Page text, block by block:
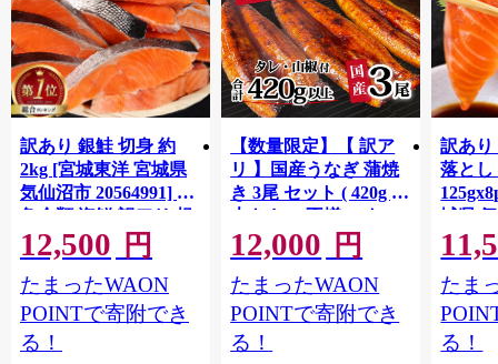
訳あり 銀鮭 切身 約
2kg [宮城東洋 宮城県
気仙沼市 20564991] 鮭
魚介類 海鮮 訳アリ 規
格外 不揃い さけ サケ
鮭切身 シャケ 切り身
冷凍 家庭用 おかず 弁
当 支援 サーモン 銀鮭
切り身 魚 わけあり
12,500 円
たまったWAON
POINTで寄附でき
る！
【数量限定】【 訳ア
リ 】国産うなぎ 蒲焼
き 3尾 セット ( 420g )
大きさ の不揃い タ
レ・山椒付き ウナギ
鰻 ふぞろい 不揃い う
な重 ひつまぶし 人気
茨城 八千代町 ふるさ
と納税 冷凍 [SF951ya]
12,000 円
たまったWAON
POINTで寄附でき
る！
訳あり
落とし
城県
お刺し
生 生
鮭 銀
介
たま
る！